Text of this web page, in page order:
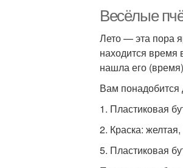
Весёлые
Лето — эта пора
находится время
нашла его
Вам понадобится
1. Пластиковая
2. Краска:
5. Пластиковая